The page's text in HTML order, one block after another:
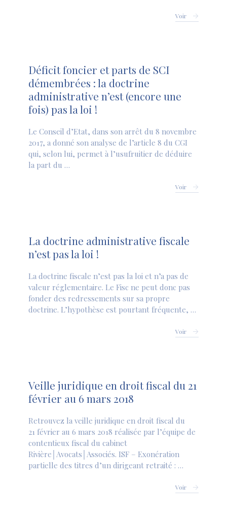
Voir
Déficit foncier et parts de SCI
démembrées : la doctrine
administrative n’est (encore une
fois) pas la loi !
Le Conseil d’Etat, dans son arrêt du 8 novembre
2017, a donné son analyse de l’article 8 du CGI
qui, selon lui, permet à l’usufruitier de déduire
la part du …
Voir
La doctrine administrative fiscale
n’est pas la loi !
La doctrine fiscale n’est pas la loi et n’a pas de
valeur réglementaire. Le Fisc ne peut donc pas
fonder des redressements sur sa propre
doctrine. L’hypothèse est pourtant fréquente, …
Voir
Veille juridique en droit fiscal du 21
février au 6 mars 2018
Retrouvez la veille juridique en droit fiscal du
21 février au 6 mars 2018 réalisée par l’équipe de
contentieux fiscal du cabinet
Rivière│Avocats│Associés. ISF – Exonération
partielle des titres d’un dirigeant retraité : …
Voir